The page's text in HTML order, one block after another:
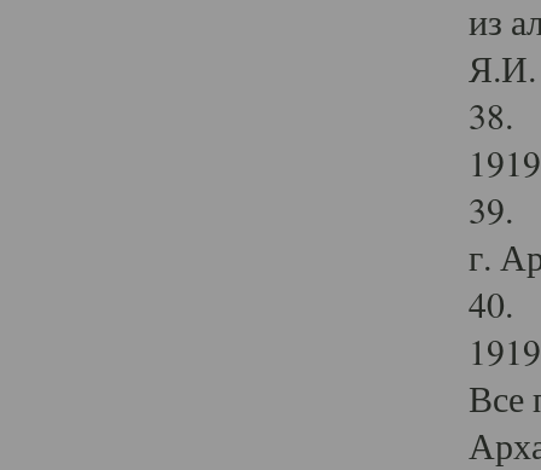
из
Я.И.
38.
39.
г.
40.
Все